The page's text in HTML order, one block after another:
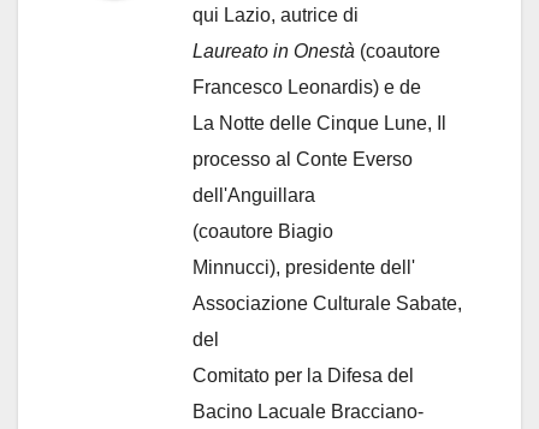
qui Lazio, autrice di
Laureato in Onestà (coautore
Francesco Leonardis) e de
La Notte delle Cinque Lune, Il
processo al Conte Everso
dell'Anguillara
(coautore Biagio
Minnucci), presidente dell'
Associazione Culturale Sabate,
del
Comitato per la Difesa del
Bacino Lacuale Bracciano-